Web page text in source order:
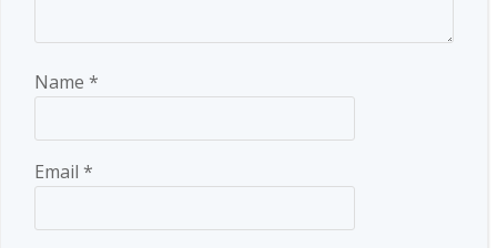
Name *
Email *